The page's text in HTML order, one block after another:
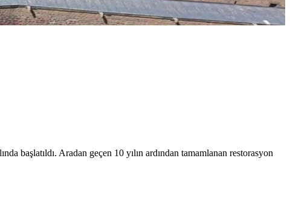
başlatıldı. Aradan geçen 10 yılın ardından tamamlanan restorasyon